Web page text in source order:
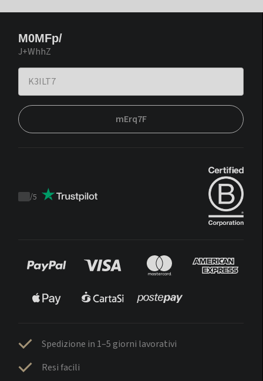
M0MFp/
J+WhhZ
mErq7F
Trustpilot
/5
Spedizione in 1–5 giorni lavorativi
Resi facili